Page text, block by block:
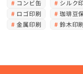
コンビ缶
シルク
ロゴ印刷
珈琲豆
金属印刷
鈴木印